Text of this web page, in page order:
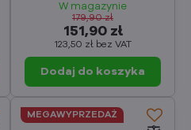
W magazynie
151,90 zł
123,50 zł bez VAT
179,90 zł
Dodaj do koszyka
MEGAWYPRZEDAŻ